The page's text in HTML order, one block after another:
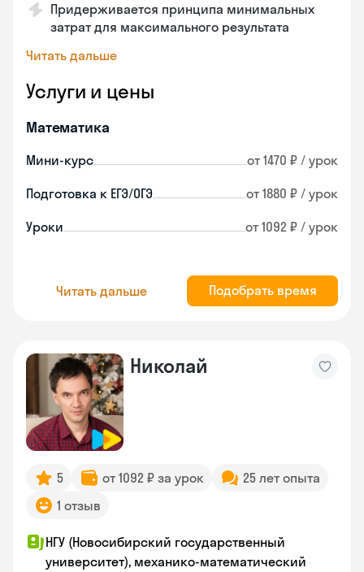
Придерживается принципа минимальных
затрат для максимального результата
Читать дальше
Услуги и цены
Математика
Мини-курс от 1470 ₽ / урок
Подготовка к ЕГЭ/ОГЭ от 1880 ₽ / урок
Уроки от 1092 ₽ / урок
Читать дальше Подобрать время
Николай
5 от 1092 ₽ за урок
25 лет опыта
1 отзыв
НГУ (Новосибирский государственный
университет), механико-математический